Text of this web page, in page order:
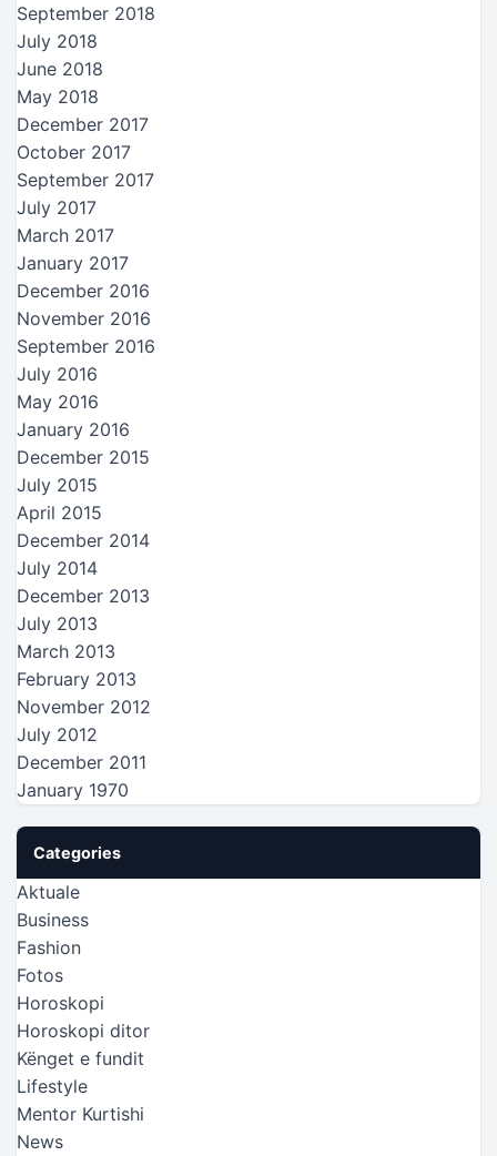
September 2018
July 2018
June 2018
May 2018
December 2017
October 2017
September 2017
July 2017
March 2017
January 2017
December 2016
November 2016
September 2016
July 2016
May 2016
January 2016
December 2015
July 2015
April 2015
December 2014
July 2014
December 2013
July 2013
March 2013
February 2013
November 2012
July 2012
December 2011
January 1970
Categories
Aktuale
Business
Fashion
Fotos
Horoskopi
Horoskopi ditor
Kënget e fundit
Lifestyle
Mentor Kurtishi
News